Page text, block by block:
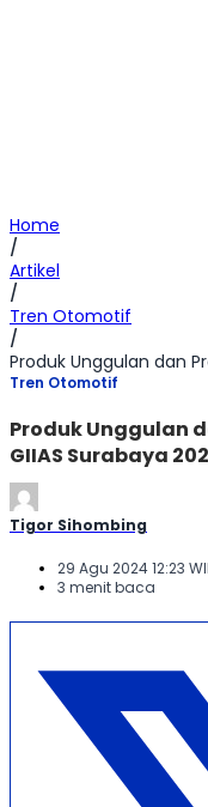
Home
/
Artikel
/
Tren Otomotif
/
Tren Otomotif
Produk Unggulan
GIIAS Surabaya
Tigor Sihombing
29 Agu 2024 12:23
3 menit baca